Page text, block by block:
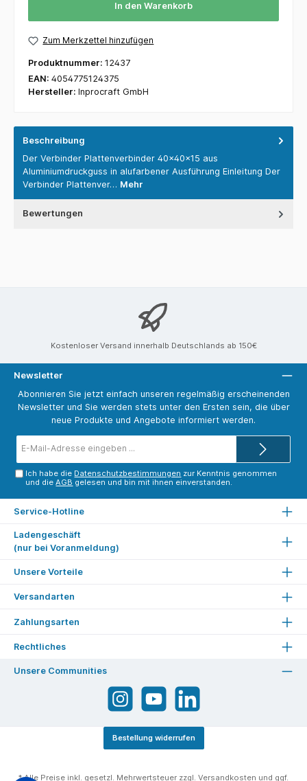
In den Warenkorb
Zum Merkzettel hinzufügen
Produktnummer: 12437
EAN: 4054775124375
Hersteller: Inprocraft GmbH
Beschreibung
Der Verbinder Plattenverbinder 40x40x15 aus
Aluminiumdruckguss in alufarbener Ausführung Einleitung Der
Verbinder Plattenver… Mehr
Bewertungen
Kostenloser Versand innerhalb Deutschlands ab 150€
Newsletter
Abonnieren Sie jetzt einfach unseren regelmäßig erscheinenden
Newsletter und Sie werden stets unter den Ersten sein, die über
neue Produkte und Angebote informiert werden.
Mail-
Ich habe die Datenschutzbestimmungen zur Kenntnis genommen
und dieAGB gelesen und bin mit ihnen einverstanden.
Service-Hotline
Ladengeschäft
(nur bei Voranmeldung)
Unsere Vorteile
Versandarten
Zahlungsarten
Rechtliches
Unsere Communities
Bestellung widerrufen
* Alle Preise inkl. gesetzl. Mehrwertsteuer zzgl. Versandkosten und ggf.